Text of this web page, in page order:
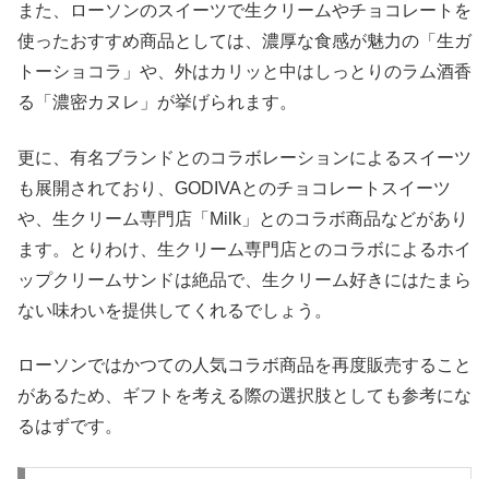
また、ローソンのスイーツで生クリームやチョコレートを
使ったおすすめ商品としては、濃厚な食感が魅力の「生ガ
トーショコラ」や、外はカリッと中はしっとりのラム酒香
る「濃密カヌレ」が挙げられます。
更に、有名ブランドとのコラボレーションによるスイーツ
も展開されており、GODIVAとのチョコレートスイーツ
や、生クリーム専門店「Milk」とのコラボ商品などがあり
ます。とりわけ、生クリーム専門店とのコラボによるホイ
ップクリームサンドは絶品で、生クリーム好きにはたまら
ない味わいを提供してくれるでしょう。
ローソンではかつての人気コラボ商品を再度販売すること
があるため、ギフトを考える際の選択肢としても参考にな
るはずです。